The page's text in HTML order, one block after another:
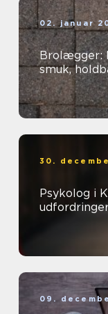
02. januar
Brolægger:
smuk,
30.
Psykolog i
09.